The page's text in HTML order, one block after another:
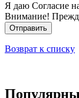
Я даю Согласие
Внимание!
Отправить
Возврат к списку